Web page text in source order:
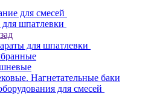
для смесей
шпатлевки
для шпатлевки
Нагнетательные баки
для смесей